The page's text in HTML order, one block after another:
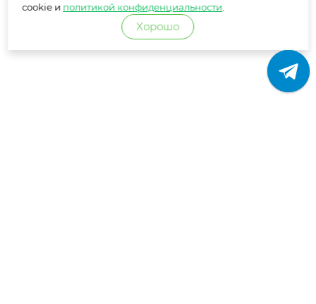
cookie и политикой конфиденциальности
Хорошо